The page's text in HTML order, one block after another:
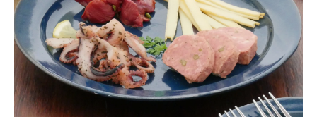
お問い合わせ
ご利用ガイド
直営店